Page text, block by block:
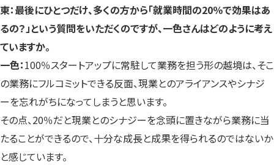
東：最後にひとつだけ、多くの方から「就業時間の20％で効果はあ
るの？」という質問をいただくのですが、一色さんはどのように考え
ていますか。
一色：100％スタートアップに常駐して業務を担う形の越境は、そこ
の業務にフルコミットできる反面、現業とのアライアンスやシナジ
ーを忘れがちになってしまうと思います。
その点、20％だと現業とのシナジーを念頭に置きながら業務に当
たることができるので、十分な成長と成果を得られるのではないか
と感じています。